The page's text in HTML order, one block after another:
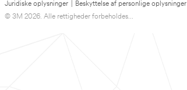
Juridiske oplysninger Beskyttelse af personlige oplysninger
© 3M 2026. Alle rettigheder forbeholdes...